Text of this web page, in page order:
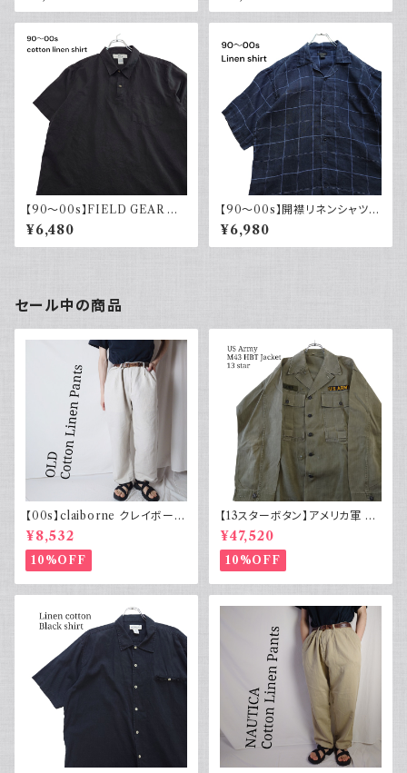
SICFIT 古着 ボタンダウン
ルエット
【90～00s】FIELD GEAR コッ
トンリネンシャツ ハーフボタン
ブラック 黒 ポロシャツ 半袖
¥6,480
【90～00s】開襟リネンシャツ
チェック オープンカラー 古着 ボ
ックスシルエット ネイビー フェ
ード
¥6,980
セール中の商品
【00s】claiborne クレイボーン
リネンコットンパンツ ツータック
¥8,532
10%OFF
【13スターボタン】アメリカ軍 M
43 HBT ジャケット パッチ 軍物
実物
¥47,520
10%OFF